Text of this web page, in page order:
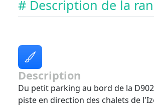
# Description de la
Description
Du petit parking au bord de la
piste en direction des chalets de